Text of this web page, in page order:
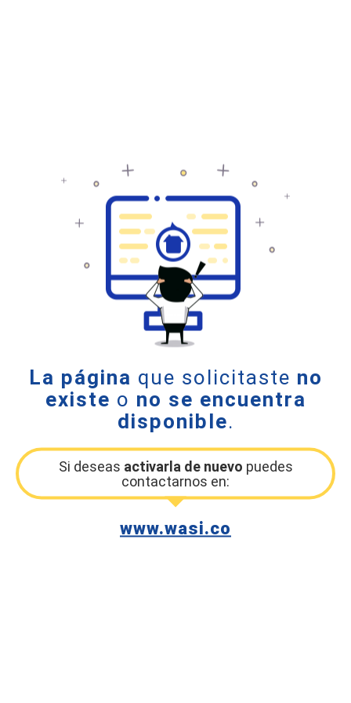
La página que solicitaste no
existe o no se encuentra
disponible.
Si deseas activarla de nuevo puedes
contactarnos en:
www.wasi.co